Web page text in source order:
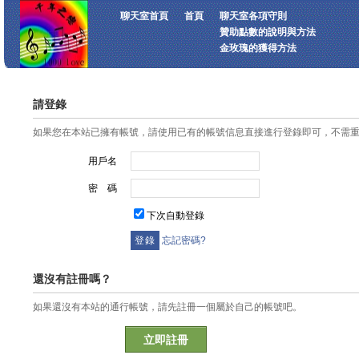
聊天室首頁 首頁
聊天室各項守則
贊助點數的說明與方法
金玫瑰的獲得方法
請登錄
如果您在本站已擁有帳號，請使用已有的帳號信息直接進行登錄即可，不需
用戶名
密 碼
下次自動登錄
忘記密碼?
還沒有註冊嗎？
如果還沒有本站的通行帳號，請先註冊一個屬於自己的帳號吧。
立即註冊